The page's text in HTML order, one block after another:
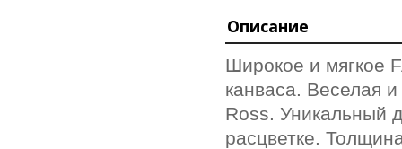
Описание
Широкое и мягкое
канваса. Веселая и
Ross. Уникальный
расцветке.